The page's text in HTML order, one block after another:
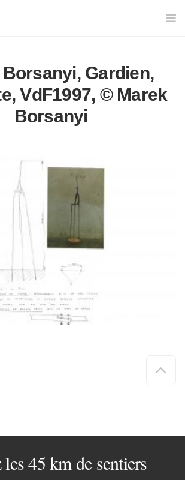
Gardien,
VdF1997, © Marek
Borsanyi
de
45 km de sentiers